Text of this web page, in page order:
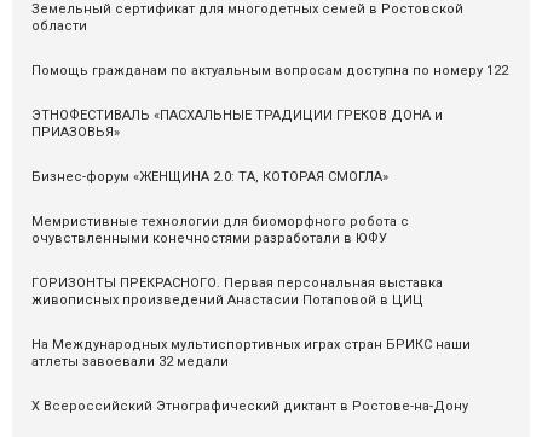
Земельный сертификат для многодетных семей в Ростовской
области
Помощь гражданам по актуальным вопросам доступна по номеру 122
ЭТНОФЕСТИВАЛЬ «ПАСХАЛЬНЫЕ ТРАДИЦИИ ГРЕКОВ ДОНА и
ПРИАЗОВЬЯ»
Бизнес-форум «ЖЕНЩИНА 2.0: ТА, КОТОРАЯ СМОГЛА»
Мемристивные технологии для биоморфного робота с
очувствленными конечностями разработали в ЮФУ
ГОРИЗОНТЫ ПРЕКРАСНОГО. Первая персональная выставка
живописных произведений Анастасии Потаповой в ЦИЦ
На Международных мультиспортивных играх стран БРИКС наши
атлеты завоевали 32 медали
X Всероссийский Этнографический диктант в Ростове-на-Дону